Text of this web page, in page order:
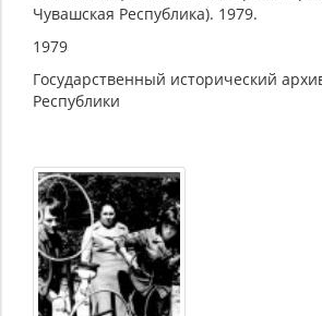
Чувашская Республика). 1979.
1979
Государственный исторический
Республики